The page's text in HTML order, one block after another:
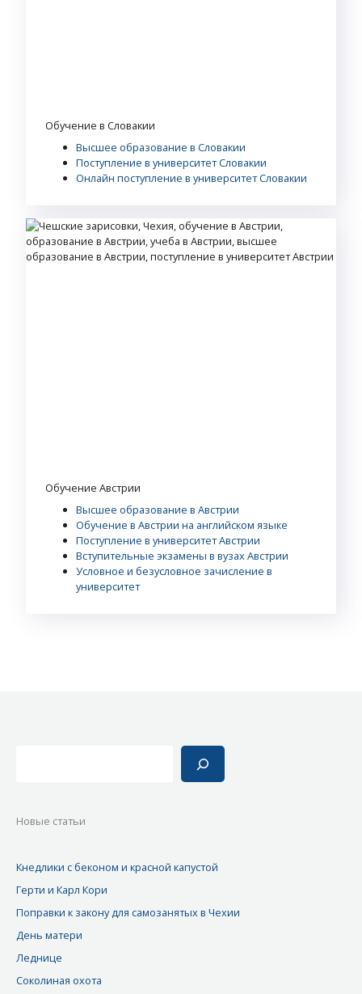
Обучение в Словакии
Высшее образование в Словакии
Поступление в университет Словакии
Онлайн поступление в университет Словакии
Обучение Австрии
Высшее образование в Австрии
Обучение в Австрии на английском языке
Поступление в университет Австрии
Вступительные экзамены в вузах Австрии
Условное и безусловное зачисление в
университет
Новые статьи
Кнедлики с беконом и красной капустой
Герти и Карл Кори
Поправки к закону для самозанятых в Чехии
День матери
Леднице
Соколиная охота